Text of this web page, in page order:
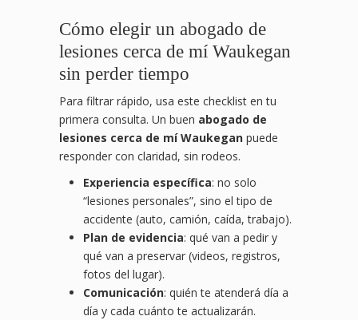
Cómo elegir un abogado de
lesiones cerca de mí Waukegan
sin perder tiempo
Para filtrar rápido, usa este checklist en tu
primera consulta. Un buen abogado de
lesiones cerca de mí Waukegan puede
responder con claridad, sin rodeos.
Experiencia específica: no solo
“lesiones personales”, sino el tipo de
accidente (auto, camión, caída, trabajo).
Plan de evidencia: qué van a pedir y
qué van a preservar (videos, registros,
fotos del lugar).
Comunicación: quién te atenderá día a
día y cada cuánto te actualizarán.